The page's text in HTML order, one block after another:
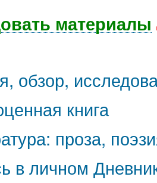
материалы
обзор,
книга
проза,
в личном